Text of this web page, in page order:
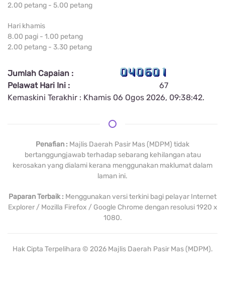
2.00 petang - 5.00 petang
Hari khamis
8.00 pagi - 1.00 petang
2.00 petang - 3.30 petang
Jumlah Capaian :
Pelawat Hari Ini :
67
Kemaskini Terakhir : Khamis 06 Ogos 2026, 09:38:42.
Penafian : Majlis Daerah Pasir Mas (MDPM) tidak
bertanggungjawab terhadap sebarang kehilangan atau
kerosakan yang dialami kerana menggunakan maklumat dalam
laman ini.
Paparan Terbaik : Menggunakan versi terkini bagi pelayar Internet
Explorer / Mozilla Firefox / Google Chrome dengan resolusi 1920 x
1080.
Hak Cipta Terpelihara © 2026Majlis Daerah Pasir Mas (MDPM).